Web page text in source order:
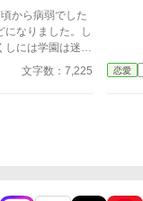
しと出会った主
家にな
から病弱でした
になりました。し
しには学園は迷路
に迷子になってし
ヤされながら遠
文字数：7,225 恋愛